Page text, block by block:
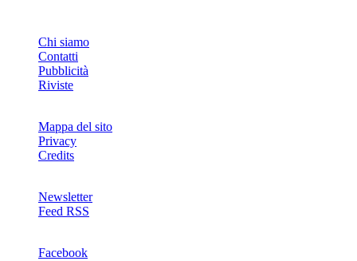
Chi siamo
Contatti
Pubblicità
Riviste
Mappa del sito
Privacy
Credits
Newsletter
Feed RSS
Facebook